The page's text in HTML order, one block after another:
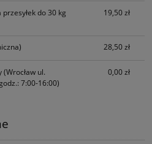
przesyłek do 30 kg
19,50 zł
28,50 zł
(Wrocław ul.
7:00-16:00)
0,00 zł